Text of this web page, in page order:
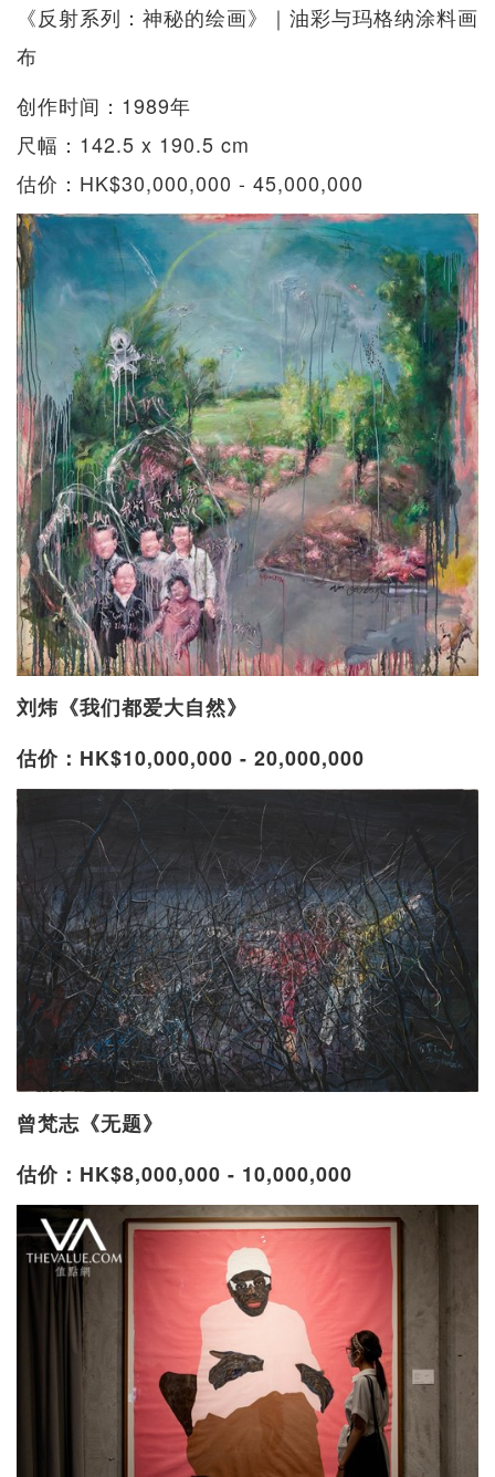
《反射系列：神秘的绘画》｜油彩与玛格纳涂料画
布
创作时间：1989年
尺幅：142.5 x 190.5 cm
估价：HK$30,000,000 - 45,000,000
刘炜《我们都爱大自然》
估价：HK$10,000,000 - 20,000,000
曾梵志《无题》
估价：HK$8,000,000 - 10,000,000